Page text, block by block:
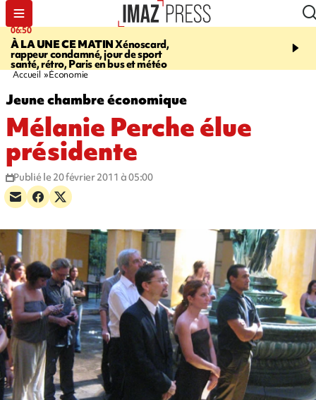
06:50
À LA UNE CE MATINXénoscard,
rappeur condamné, jour de sport
santé, rétro, Paris en bus et météo
08:53
Jour de
2026 - bouger,
Accueil Économie
Jeune chambre économique
Mélanie Perche élue
présidente
Publié le 20 février 2011 à 05:00